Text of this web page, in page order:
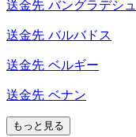
送金先 バングラデシュ
送金先 バルバドス
送金先 ベルギー
送金先 ベナン
もっと見る